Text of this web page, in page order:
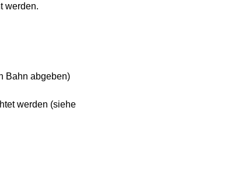
werden.
Bahn abgeben)
werden (siehe